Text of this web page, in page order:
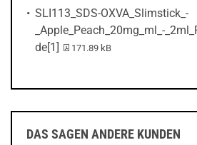
SLI113_SDS-OXVA_Slimstick_-
_Apple_Peach_20mg_ml_-
de[1]
PDF-Datei:
171.89 kB
DAS SAGEN ANDERE KUNDEN